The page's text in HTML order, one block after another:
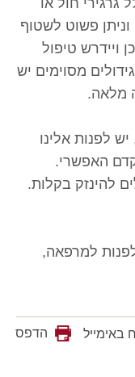
גרגירי חול או
פשוט לשטוף
טיפול
מסוימים יש
מלאה.
לפנות אלינו
האפשרי.
להינזק בקלות.
למרפאה,
באימייל הדפס